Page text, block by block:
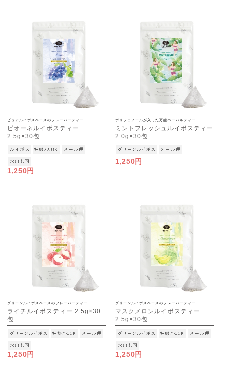
ピュアルイボスベースのフレーバーティー
ピオーネルイボスティー
2.5g×30包
[M便 1/3]
1,250円
ポリフェノールが入った万能ハーバルティー
ミントフレッシュルイボスティー
2.0g×30包
[M便 1/3]
1,250円
グリーンルイボスベースのフレーバーティー
ライチルイボスティー 2.5g×30
包
[M便 1/3]
1,250円
グリーンルイボスベースのフレーバーティー
マスクメロンルイボスティー
2.5g×30包
[M便 1/3]
1,250円